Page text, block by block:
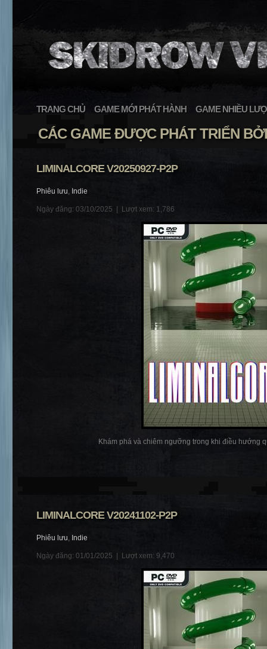
TRANG CHỦ GAME MỚI PHÁT HÀNH GAME NHIỀU
CÁC GAME ĐƯỢC PHÁT TRIỂN
LIMINALCORE V20250927-P2P
Phiêu lưu, Indie
Ngày đăng: 03/10/2025 | Lượt xem: 1,786
Khám phá và chiêm ngưỡng trong khi điều hướng
LIMINALCORE V20241102-P2P
Phiêu lưu, Indie
Ngày đăng: 01/01/2025 | Lượt xem: 9,470